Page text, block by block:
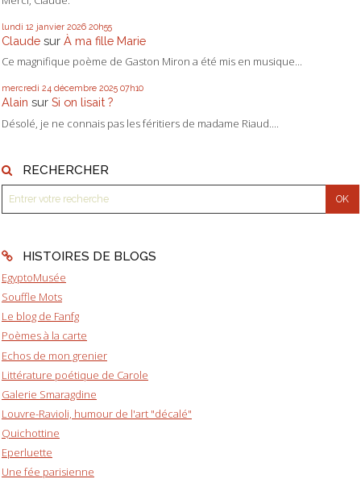
lundi 12 janvier 2026 20h55
Claude sur À ma fille Marie
Ce magnifique poème de Gaston Miron a été mis en musique...
mercredi 24 décembre 2025 07h10
Alain sur Si on lisait ?
Désolé, je ne connais pas les féritiers de madame Riaud....
RECHERCHER
HISTOIRES DE BLOGS
EgyptoMusée
Souffle Mots
Le blog de Fanfg
Poèmes à la carte
Echos de mon grenier
Littérature poétique de Carole
Galerie Smaragdine
Louvre-Ravioli, humour de l'art "décalé"
Quichottine
Eperluette
Une fée parisienne